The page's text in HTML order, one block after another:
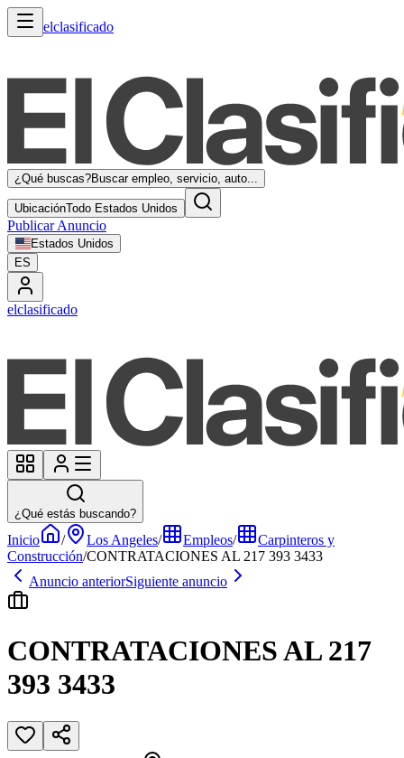
elclasificado
¿Qué buscas?Buscar empleo, servicio, auto...
UbicaciónTodo Estados Unidos
Publicar Anuncio
Estados Unidos
ES
elclasificado
¿Qué estás buscando?
Inicio / Los Angeles/ Empleos/
Carpinteros y
Construcción/CONTRATACIONES AL 217 393 3433
Anuncio anteriorSiguiente anuncio
CONTRATACIONES AL 217
393 3433